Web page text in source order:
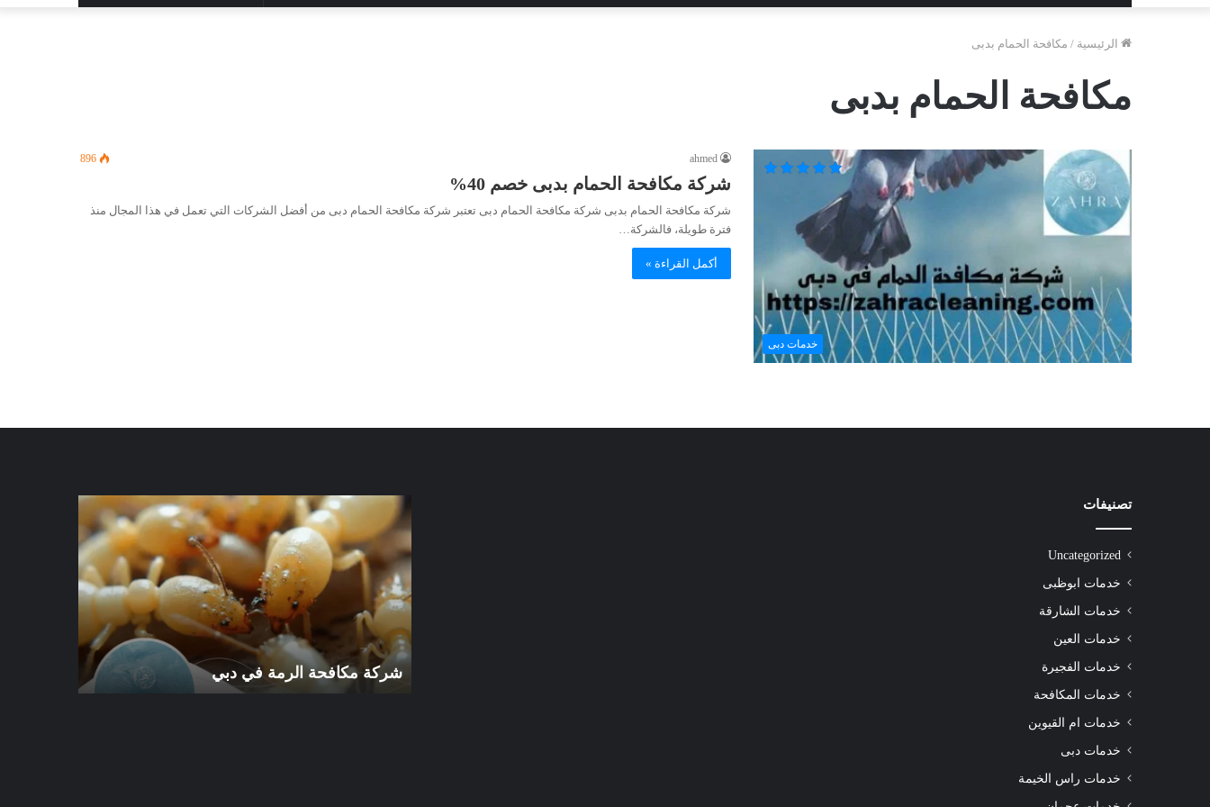
الرئيسية / مكافحة الحمام بدبى
مكافحة الحمام بدبى
خدمات دبى
ahmed
896
شركة مكافحة الحمام بدبى خصم 40%
شركة مكافحة الحمام بدبى شركة مكافحة الحمام دبى تعتبر شركة مكافحة الحمام دبى من أفضل الشركات التي تعمل في هذا المجال منذ
فترة طويلة، فالشركة…
أكمل القراءة »
تصنيفات
Uncategorized
خدمات ابوظبى
خدمات الشارقة
خدمات العين
خدمات الفجيرة
خدمات المكافحة
خدمات ام القيوين
خدمات دبى
خدمات راس الخيمة
الشارقة
|0508872055|
شركة تنظيف سجاد الشارقة |0508872055|
شركة
مكافحة
في
دبي
شركة مكافحة الرمة في دبي
شركة
مكافحة
الرمة
الورقاء